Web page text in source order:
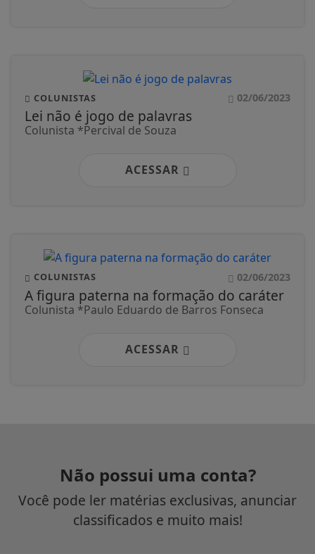
COLUNISTAS 02/06/2023
Lei não é jogo de palavras
Colunista *Percival de Souza
ACESSAR
COLUNISTAS 02/06/2023
A figura paterna na formação do caráter
Colunista *Paulo Eduardo de Barros Fonseca
ACESSAR
Não possui uma conta?
Você pode ler matérias exclusivas, anunciar
classificados e muito mais!